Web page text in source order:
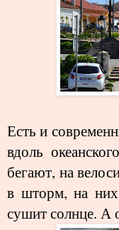
Есть и
вдоль
бегают, на
в шторм, на
сушит солнце. А